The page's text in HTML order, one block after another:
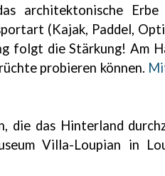
architektonische Erbe
(Kajak, Paddel,
folgt die Stärkung! Am
probieren können.
die das Hinterland
Villa-Loupian in